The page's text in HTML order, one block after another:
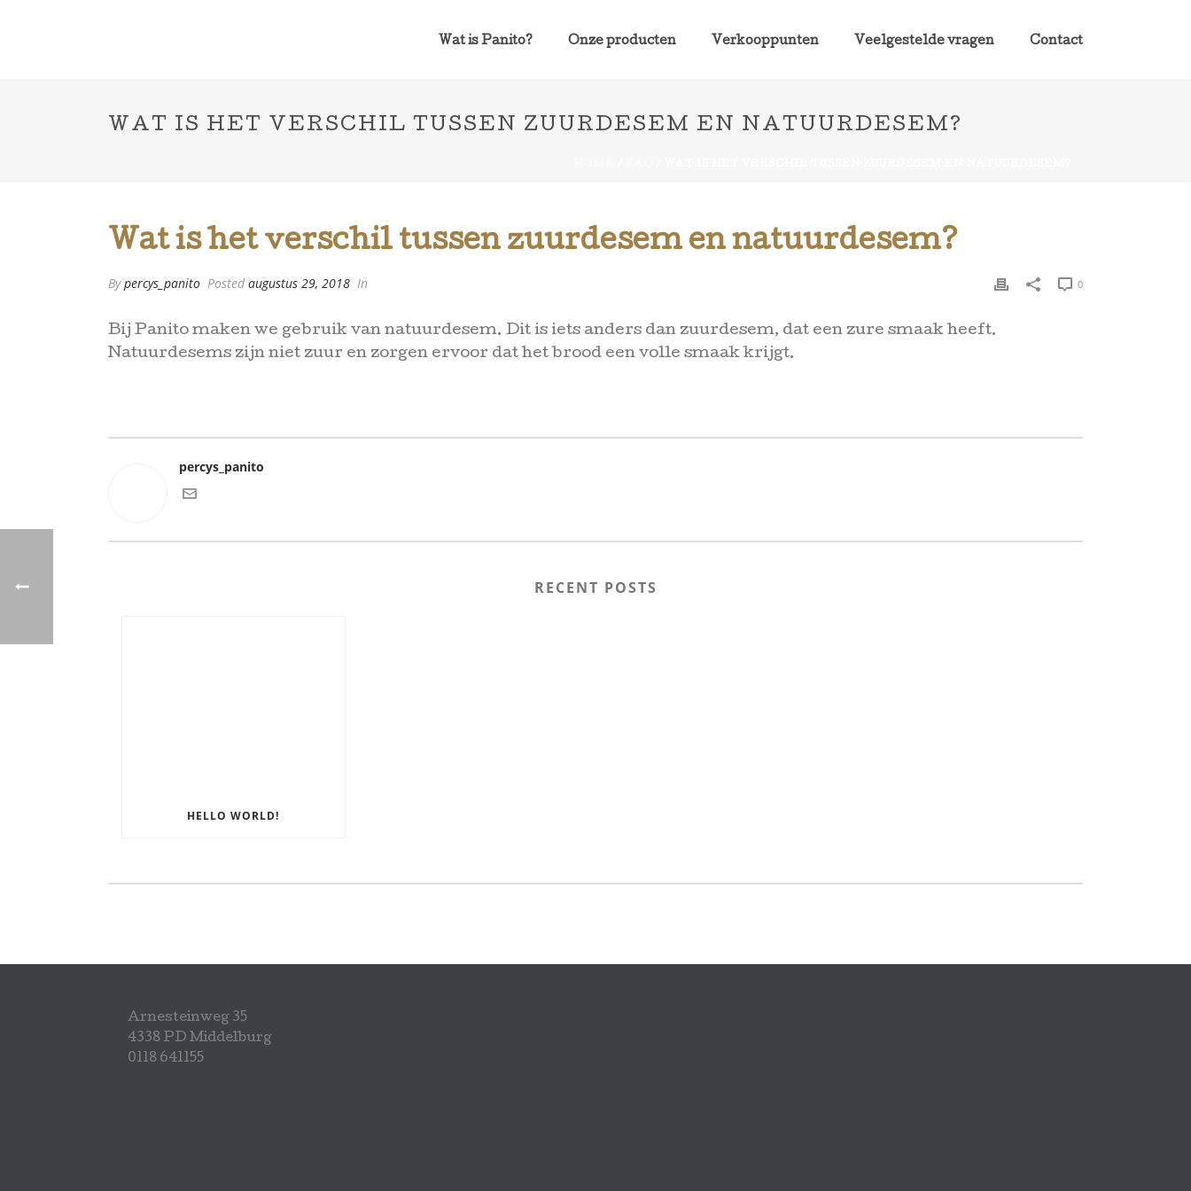
Wat is Panito? Onze producten Verkooppunten Veelgestelde vragen Contact
WAT IS HET VERSCHIL TUSSEN ZUURDESEM EN NATUURDESEM?
Wat is het verschil tussen zuurdesem en natuurdesem?
Bypercys_panito Posted augustus 29, 2018 In 0
Bij Panito maken we gebruik van natuurdesem. Dit is iets anders dan zuurdesem, dat een zure smaak heeft.
Natuurdesems zijn niet zuur en zorgen ervoor dat het brood een volle smaak krijgt.
percys_panito
RECENT POSTS
HELLO WORLD!
Arnesteinweg 35
4338 PD Middelburg
0118 641155